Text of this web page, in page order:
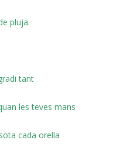
pluja.
tant
les teves mans
cada orella